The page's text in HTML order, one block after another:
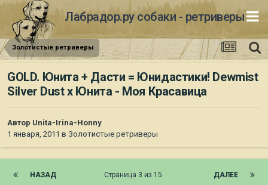
Лабрадор.ру собаки - ретриверы
Золотистые ретриверы
GOLD. Юнита + Дасти = Юнидастики! Dewmist
Silver Dust x Юнита - Моя Красавица
Автор Unita-Irina-Honny
1 января, 2011 в Золотистые ретриверы
НАЗАД ДАЛЕЕ
Страница 3 из 15